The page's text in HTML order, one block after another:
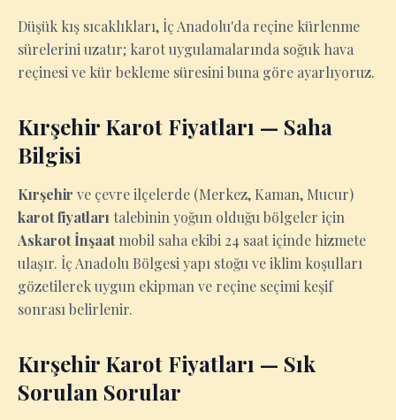
Düşük kış sıcaklıkları, İç Anadolu'da reçine kürlenme
sürelerini uzatır; karot uygulamalarında soğuk hava
reçinesi ve kür bekleme süresini buna göre ayarlıyoruz.
Kırşehir Karot Fiyatları — Saha
Bilgisi
Kırşehir ve çevre ilçelerde (Merkez, Kaman, Mucur)
karot fiyatları talebinin yoğun olduğu bölgeler için
Askarot İnşaatmobil saha ekibi 24 saat içinde hizmete
ulaşır. İç Anadolu Bölgesi yapı stoğu ve iklim koşulları
gözetilerek uygun ekipman ve reçine seçimi keşif
sonrası belirlenir.
Kırşehir Karot Fiyatları — Sık
Sorulan Sorular